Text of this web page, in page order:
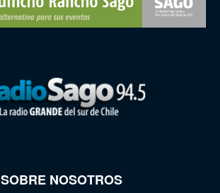
SOBRE NOSOTROS